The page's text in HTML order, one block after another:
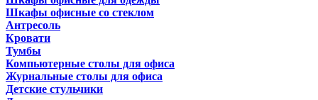
Шкафы офисные со стеклом
Антресоль
Кровати
Тумбы
Компьютерные столы для офиса
Журнальные столы для офиса
Детские стульчики